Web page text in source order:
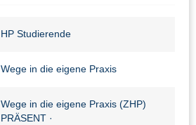
HP Studierende
Wege in die eigene Praxis
Wege in die eigene Praxis (ZHP)
PRÄSENT ·